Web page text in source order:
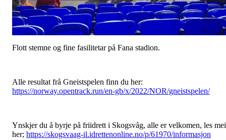
Flott stemne og fine fasilitetar på Fana stadion.
Alle resultat frå Gneistspelen finn du her:
https://norway.opentrack.run/en-gb/x/2022/NOR/gneistspelen/
Ynskjer du å byrje på friidrett i Skogsvåg, alle er velkomen, les
her; https://skogsvaag-il.idrettenonline.no/p/61970/informasjon